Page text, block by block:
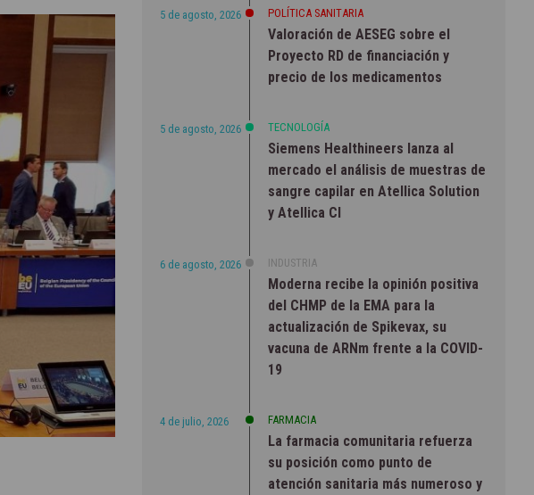
5 de agosto, 2026 POLÍTICA SANITARIA
Valoración de AESEG sobre el
Proyecto RD de financiación y
precio de los medicamentos
5 de agosto, 2026 TECNOLOGÍA
Siemens Healthineers lanza al
mercado el análisis de muestras de
sangre capilar en Atellica Solution
y Atellica CI
6 de agosto, 2026 INDUSTRIA
Moderna recibe la opinión positiva
del CHMP de la EMA para la
actualización de Spikevax, su
vacuna de ARNm frente a la COVID-
19
4 de julio, 2026 FARMACIA
La farmacia comunitaria refuerza
su posición como punto de
atención sanitaria más numeroso y